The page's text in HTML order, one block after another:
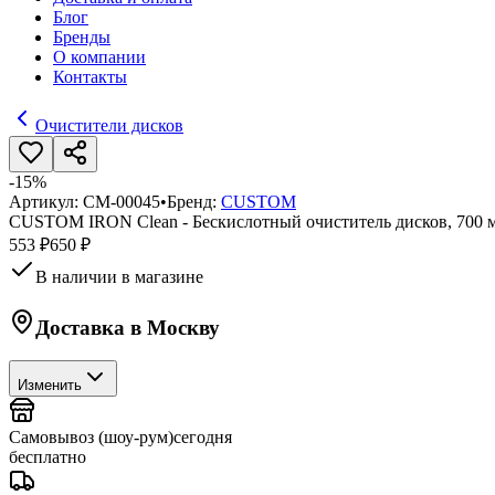
Блог
Бренды
О компании
Контакты
Очистители дисков
-15%
Артикул: CM-00045•Бренд: CUSTOM
CUSTOM IRON Clean - Бескислотный очиститель дисков, 700
553 ₽650 ₽
В наличии в магазине
Доставка в Москву
Изменить
Самовывоз (шоу-рум)сегодня
бесплатно